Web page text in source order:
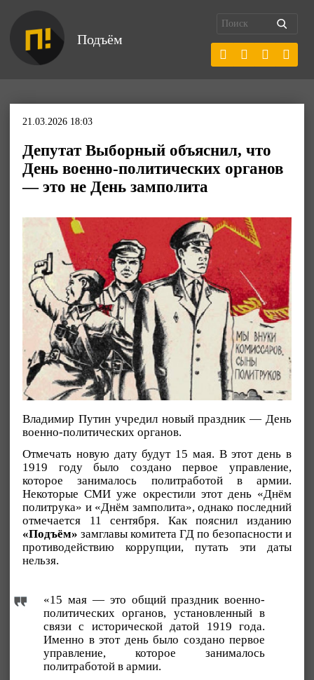
Подъём
21.03.2026 18:03
Депутат Выборный объяснил, что
День военно-политических органов
— это не День замполита
Владимир Путин учредил новый праздник — День
военно-политических органов.
Отмечать новую дату будут 15 мая. В этот день в
1919 году было создано первое управление,
которое занималось политработой в армии.
Некоторые СМИ уже окрестили этот день «Днём
политрука» и «Днём замполита», однако последний
отмечается 11 сентября. Как пояснил изданию
«Подъём» замглавы комитета ГД по безопасности и
противодействию коррупции, путать эти даты
нельзя.
«15 мая — это общий праздник военно-
политических органов, установленный в
связи с исторической датой 1919 года.
Именно в этот день было создано первое
управление, которое занималось
политработой в армии.